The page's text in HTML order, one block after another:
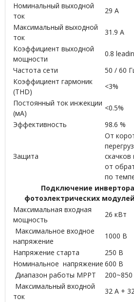
Номинальный выходной
ток
29 А
Максимальный выходной
ток
31.9 А
Коэффициент выходной
мощности
0.8
Частота сети
50 / 60
Коэффициент гармоник
(THD)
<3%
Постоянный ток инжекции
(мА)
<0.5%
Эффективность
98.6 %
Защита
От
от
по
Подключение
фотоэлектрических
Максимальная входная
мощность
26 кВт
Максимальное входное
напряжение
1000 В
Напряжение старта
250 В
Номинальное напряжение 600 В
Диапазон работы MPPT
Максимальный входной
ток
32 A +